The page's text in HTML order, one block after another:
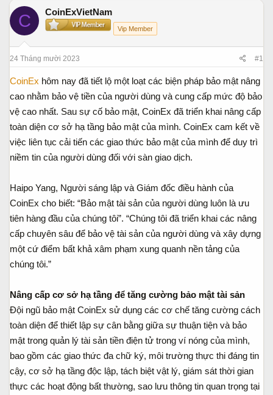
e
a
r
r
b
ắ
u
C CoinExVietNam
Vip Member
24 Tháng mười 2023 #1
CoinEx hôm nay đã tiết lộ một loạt các biện pháp bảo mật nâng
cao nhằm bảo vệ tiền của người dùng và cung cấp mức độ bảo
vệ cao nhất. Sau sự cố bảo mật, CoinEx đã triển khai nâng cấp
toàn diện cơ sở hạ tầng bảo mật của mình. CoinEx cam kết về
việc liên tục cải tiến các giao thức bảo mật của mình để duy trì
niềm tin của người dùng đối với sàn giao dịch.
Haipo Yang, Người sáng lập và Giám đốc điều hành của
CoinEx cho biết: “Bảo mật tài sản của người dùng luôn là ưu
tiên hàng đầu của chúng tôi”. “Chúng tôi đã triển khai các nâng
cấp chuyên sâu để bảo vệ tài sản của người dùng và xây dựng
một cứ điểm bất khả xâm phạm xung quanh nền tảng của
chúng tôi.”
Nâng cấp cơ sở hạ tầng để tăng cường bảo mật tài sản
Đội ngũ bảo mật CoinEx sử dụng các cơ chế tăng cường cách
toàn diện để thiết lập sự cân bằng giữa sự thuận tiện và bảo
mật trong quản lý tài sản tiền điện tử trong ví nóng của mình,
bao gồm các giao thức đa chữ ký, môi trường thực thi đáng tin
cậy, cơ sở hạ tầng độc lập, tách biệt vật lý, giám sát thời gian
thực các hoạt động bất thường, sao lưu thông tin quan trọng tại